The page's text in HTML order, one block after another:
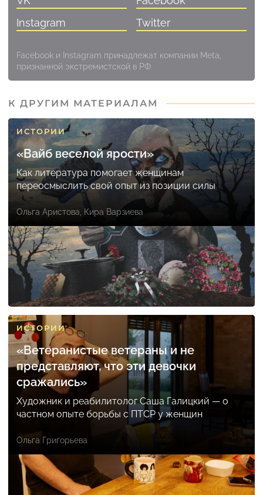
Instagram
Twitter
Facebook и Instagram принадлежат компании Meta,
признанной экстремистской в РФ
К ДРУГИМ МАТЕРИАЛАМ
ИСТОРИИ
«Вайб веселой ярости»
Как литература помогает женщинам
переосмыслить свой опыт из позиции силы
Ольга Аристова Кира Варзиева
ИСТОРИИ
«Ветеранистые ветераны и не
представляют, что эти девочки
сражались»
Художник и реабилитолог Саша Галицкий — о
частном опыте борьбы с ПТСР у женщин
Ольга Григорьева